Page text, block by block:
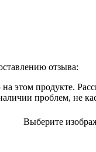
отзыва:
на этом продукте.
проблем, не
Выберите